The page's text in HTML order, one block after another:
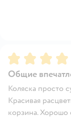
Рейтинг:5
Общие
Коляска просто
Красивая
корзина. Хорошо